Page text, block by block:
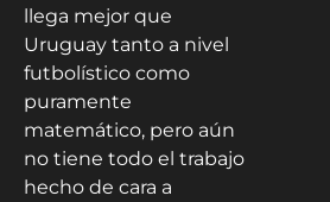
llega mejor que
Uruguay tanto a nivel
futbolístico como
puramente
matemático, pero aún
no tiene todo el trabajo
hecho de cara a